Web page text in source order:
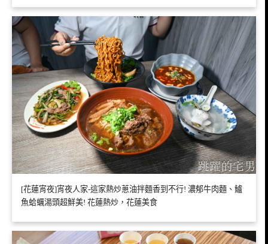
[花蓮宵夜]宵夜人家-這家熱炒蔥油拌麵香到不行! 濃郁牛肉麵、鱸
魚蛤蠣湯頭超鮮美! 花蓮熱炒，花蓮美食